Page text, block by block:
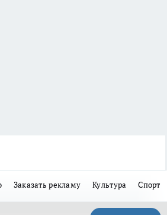
Заказать рекламу Культура Спорт